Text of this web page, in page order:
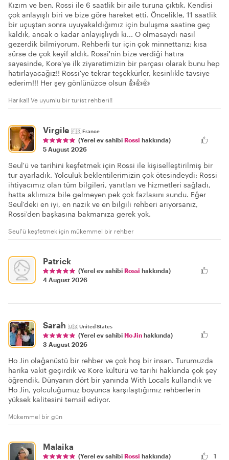
Kızım ve ben, Rossi ile 6 saatlik bir aile turuna çıktık. Kendisi
çok anlayışlı biri ve bize göre hareket etti. Öncelikle, 11 saatlik
bir uçuştan sonra uyuyakaldığımız için buluşma saatine geç
kaldık, ancak o kadar anlayışlıydı ki... O olmasaydı nasıl
gezerdik bilmiyorum. Rehberli tur için çok minnettarız; kısa
sürse de çok keyif aldık. Rossi'nin bize verdiği hatıra
sayesinde, Kore'ye ilk ziyaretimizin bir parçası olarak bunu hep
hatırlayacağız!! Rossi'ye tekrar teşekkürler, kesinlikle tavsiye
ederim!!! Her şey gönlünüzce olsun 👍👍👍
Harika!! Ve uyumlu bir turist rehberi!!
Virgile 🇫🇷France
(Yerel ev sahibi Rossi hakkında)
5 August 2026
Seul'ü ve tarihini keşfetmek için Rossi ile kişiselleştirilmiş bir
tur ayarladık. Yolculuk beklentilerimizin çok ötesindeydi: Rossi
ihtiyacımız olan tüm bilgileri, yanıtları ve hizmetleri sağladı,
hatta aklımıza bile gelmeyen pek çok fazlasını sundu. Eğer
Seul'deki en iyi, en nazik ve en bilgili rehberi arıyorsanız,
Rossi'den başkasına bakmanıza gerek yok.
Seul'ü keşfetmek için mükemmel bir rehber
Patrick
(Yerel ev sahibi Rossi hakkında)
4 August 2026
Sarah 🇺🇸United States
(Yerel ev sahibi Ho Jin hakkında)
3 August 2026
Ho Jin olağanüstü bir rehber ve çok hoş bir insan. Turumuzda
harika vakit geçirdik ve Kore kültürü ve tarihi hakkında çok şey
öğrendik. Dünyanın dört bir yanında With Locals kullandık ve
Ho Jin, yolculuğumuz boyunca karşılaştığımız rehberlerin
yüksek kalitesini temsil ediyor.
Mükemmel bir gün
Malaika
(Yerel ev sahibi Rossi hakkında)
1